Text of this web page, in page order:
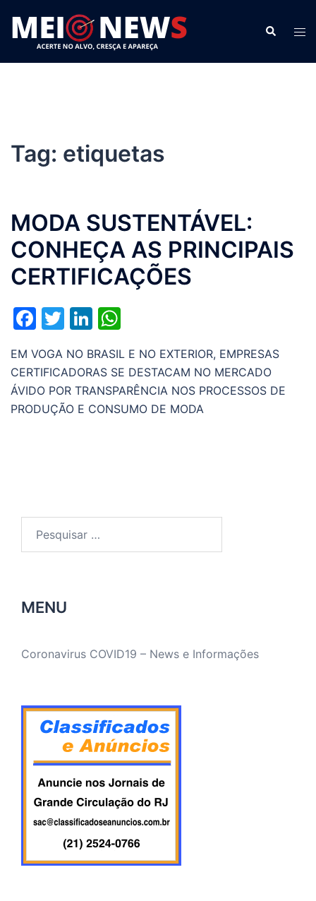
para
conteúdo
Search
Tag: etiquetas
MODA SUSTENTÁVEL:
CONHEÇA AS PRINCIPAIS
CERTIFICAÇÕES
Facebook
TwitterLinkedIn
EM VOGA NO BRASIL E NO EXTERIOR, EMPRESAS
CERTIFICADORAS SE DESTACAM NO MERCADO
ÁVIDO POR TRANSPARÊNCIA NOS PROCESSOS DE
PRODUÇÃO E CONSUMO DE MODA
MENU
Coronavirus COVID19 – News e Informações